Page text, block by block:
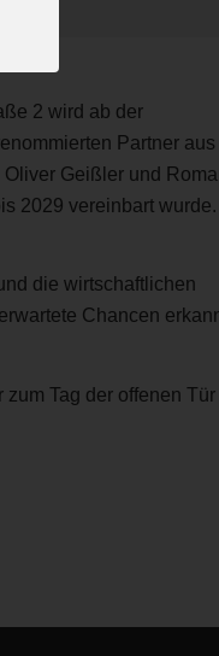
2 wird ab der
Partner aus
Geißler und
2029 vereinbart wurde.
die wirtschaftlichen
Chancen
Tag der offenen Tür